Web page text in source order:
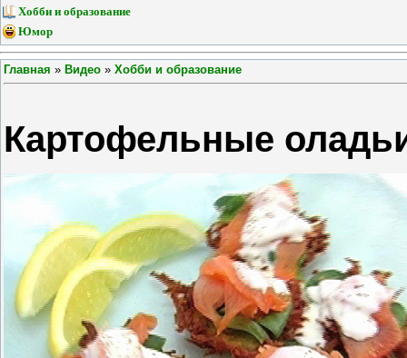
Хобби и образование
Юмор
Главная » Видео » Хобби и образование
Картофельные